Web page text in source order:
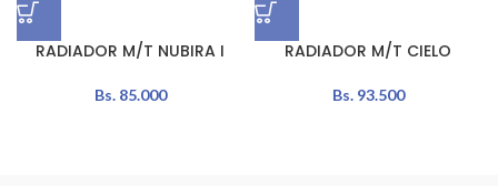
RADIADOR M/T NUBIRA I
Bs.85.000
RADIADOR M/T CIELO
Bs.93.500